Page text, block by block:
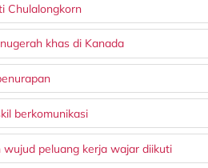
Chulalongkorn
khas di Kanada
berkomunikasi
peluang kerja wajar diikuti